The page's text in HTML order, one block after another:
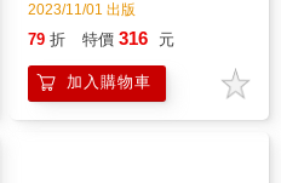
2023/11/01 出版
79 折 特價 316 元
加入購物車